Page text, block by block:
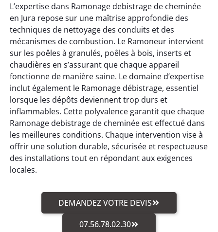
L’expertise dans Ramonage debistrage de cheminée
en Jura repose sur une maîtrise approfondie des
techniques de nettoyage des conduits et des
mécanismes de combustion. Le Ramoneur intervient
sur les poêles à granulés, poêles à bois, inserts et
chaudières en s’assurant que chaque appareil
fonctionne de manière saine. Le domaine d’expertise
inclut également le Ramonage débistrage, essentiel
lorsque les dépôts deviennent trop durs et
inflammables. Cette polyvalence garantit que chaque
Ramonage debistrage de cheminée est effectué dans
les meilleures conditions. Chaque intervention vise à
offrir une solution durable, sécurisée et respectueuse
des installations tout en répondant aux exigences
locales.
DEMANDEZ VOTRE DEVIS
07.56.78.02.30